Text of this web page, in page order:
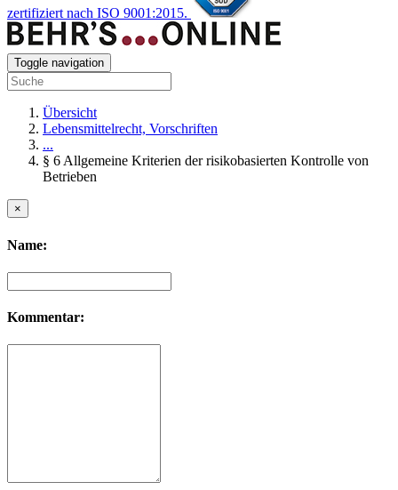
zertifiziert nach ISO 9001:2015.
Toggle navigation
Übersicht
Lebensmittelrecht, Vorschriften
...
§ 6 Allgemeine Kriterien der risikobasierten Kontrolle von
Betrieben
×
Name:
Kommentar: